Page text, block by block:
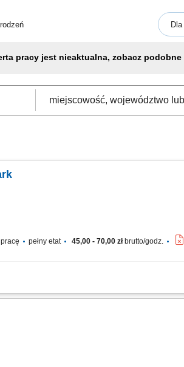
pracy jest nieaktualna, zobacz podobne
pełny etat 45,00 - 70,00 złbrutto/godz.
pod sieci wodno-kanalizacyjne, kablowe i